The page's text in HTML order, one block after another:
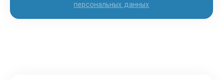
персональных данных